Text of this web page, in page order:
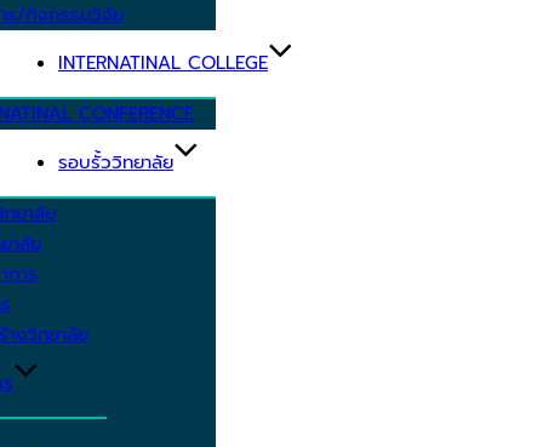
ร/กิจกรรมวิจัย
INTERNATINAL COLLEGE
CONFERENCE
รอบรั้ววิทยาลัย
ทยาลัย
าลัย
การ
างวิทยาลัย